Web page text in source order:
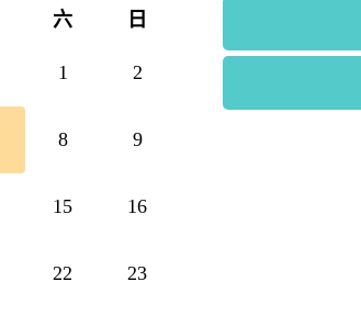
六 日
1 2
8 9
15 16
22 23